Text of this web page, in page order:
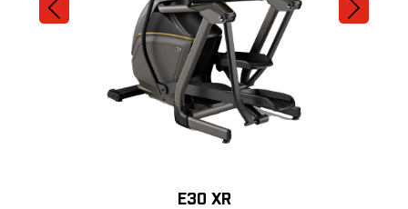
E30 XR